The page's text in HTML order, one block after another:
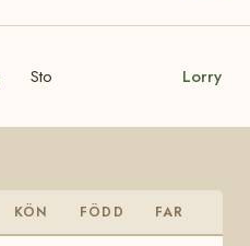
Sto Lorry
KÖN FÖDD FAR